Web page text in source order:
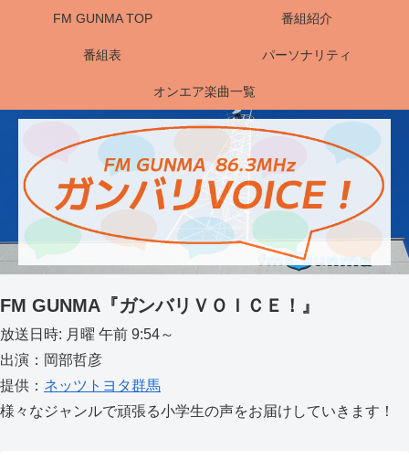
FM GUNMA TOP 番組紹介
番組表 パーソナリティ
オンエア楽曲一覧
FM GUNMA『ガンバリＶＯＩＣＥ！』
放送日時: 月曜 午前 9:54～
出演：岡部哲彦
提供： ネッツトヨタ群馬
様々なジャンルで頑張る小学生の声をお届けしていきます！